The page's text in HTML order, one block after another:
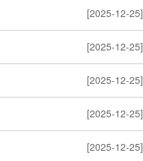
[2025-12-25]
[2025-12-25]
[2025-12-25]
[2025-12-25]
[2025-12-25]